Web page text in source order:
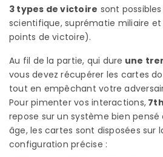
3 types de victoire sont
scientifique, suprématie miliaire
points de victoire).
Au fil de la partie, qui dure une
vous devez récupérer les cartes
tout en empêchant votre
Pour pimenter vos interactions,
repose sur un système bien
âge, les cartes sont disposées sur
configuration précise :